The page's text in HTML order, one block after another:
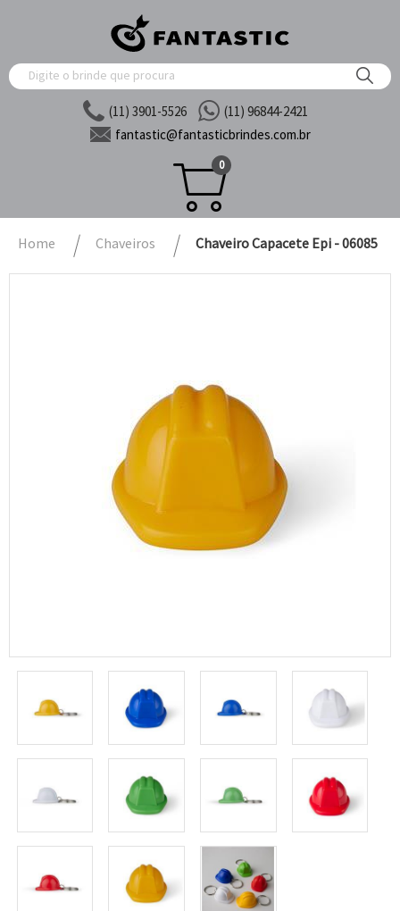
(11) 3901-5526
(11) 96844-2421
fantastic@fantasticbrindes.com.br
0
Home Chaveiros Chaveiro Capacete Epi - 06085